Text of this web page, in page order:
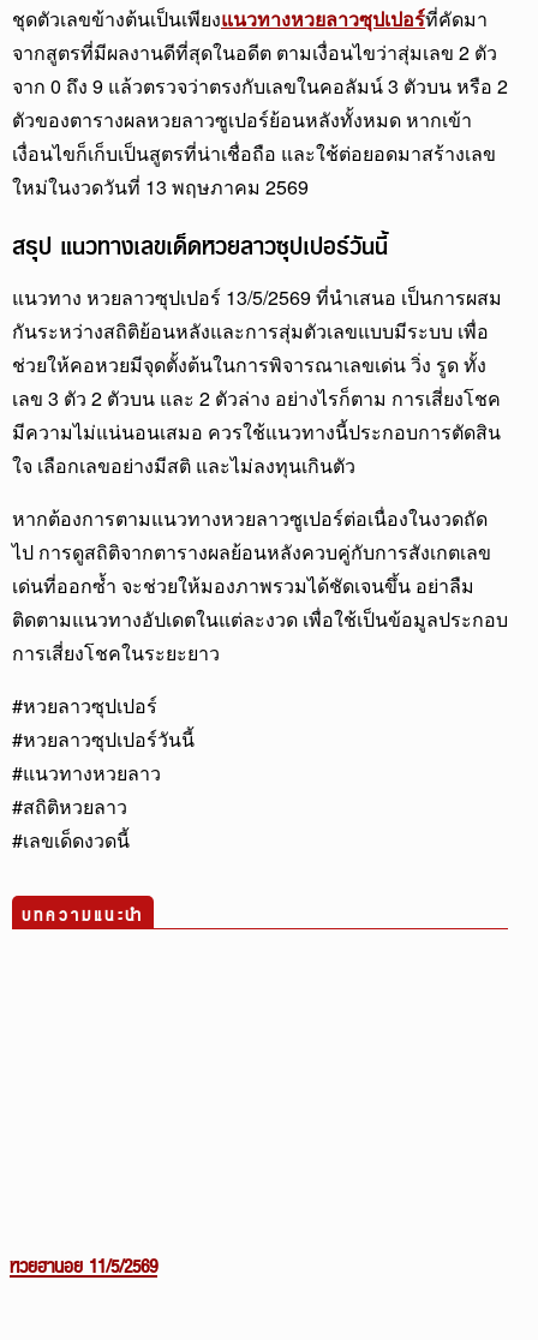
ชุดตัวเลขข้างต้นเป็นเพียงแนวทางหวยลาวซุปเปอร์ที่คัดมา
จากสูตรที่มีผลงานดีที่สุดในอดีต ตามเงื่อนไขว่าสุ่มเลข 2 ตัว
จาก 0 ถึง 9 แล้วตรวจว่าตรงกับเลขในคอลัมน์ 3 ตัวบน หรือ 2
ตัวของตารางผลหวยลาวซูเปอร์ย้อนหลังทั้งหมด หากเข้า
เงื่อนไขก็เก็บเป็นสูตรที่น่าเชื่อถือ และใช้ต่อยอดมาสร้างเลข
ใหม่ในงวดวันที่ 13 พฤษภาคม 2569
สรุป แนวทางเลขเด็ดหวยลาวซุปเปอร์วันนี้
แนวทาง หวยลาวซุปเปอร์ 13/5/2569 ที่นำเสนอ เป็นการผสม
กันระหว่างสถิติย้อนหลังและการสุ่มตัวเลขแบบมีระบบ เพื่อ
ช่วยให้คอหวยมีจุดตั้งต้นในการพิจารณาเลขเด่น วิ่ง รูด ทั้ง
เลข 3 ตัว 2 ตัวบน และ 2 ตัวล่าง อย่างไรก็ตาม การเสี่ยงโชค
มีความไม่แน่นอนเสมอ ควรใช้แนวทางนี้ประกอบการตัดสิน
ใจ เลือกเลขอย่างมีสติ และไม่ลงทุนเกินตัว
หากต้องการตามแนวทางหวยลาวซูเปอร์ต่อเนื่องในงวดถัด
ไป การดูสถิติจากตารางผลย้อนหลังควบคู่กับการสังเกตเลข
เด่นที่ออกซ้ำ จะช่วยให้มองภาพรวมได้ชัดเจนขึ้น อย่าลืม
ติดตามแนวทางอัปเดตในแต่ละงวด เพื่อใช้เป็นข้อมูลประกอบ
การเสี่ยงโชคในระยะยาว
#หวยลาวซุปเปอร์
#หวยลาวซุปเปอร์วันนี้
#แนวทางหวยลาว
#สถิติหวยลาว
#เลขเด็ดงวดนี้
บทความแนะนำ
หวยฮานอย 11/5/2569